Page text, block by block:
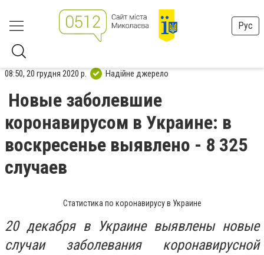
Рус
08:50, 20 грудня 2020 р. Надійне джерело
Новые заболевшие
коронавирусом в Украине: в
воскресенье выявлено - 8 325
случаев
Статистика по коронавирусу в Украине
20 декабря в Украине выявлены новые
случаи заболевания коронавирусной